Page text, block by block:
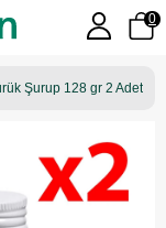
0
Şurup 128 gr 2 Adet